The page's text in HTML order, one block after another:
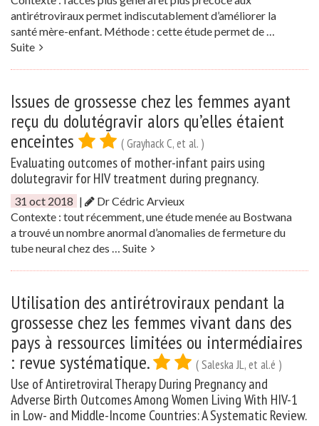
antirétroviraux permet indiscutablement d’améliorer la
santé mère-enfant. Méthode : cette étude permet de …
Suite
Issues de grossesse chez les femmes ayant
reçu du dolutégravir alors qu’elles étaient
enceintes
( Grayhack C, et al. )
Evaluating outcomes of mother-infant pairs using
dolutegravir for HIV treatment during pregnancy.
31 oct 2018 |
Dr Cédric Arvieux
Contexte : tout récemment, une étude menée au Bostwana
a trouvé un nombre anormal d’anomalies de fermeture du
tube neural chez des … Suite
Utilisation des antirétroviraux pendant la
grossesse chez les femmes vivant dans des
pays à ressources limitées ou intermédiaires
: revue systématique.
( Saleska JL, et al.é )
Use of Antiretroviral Therapy During Pregnancy and
Adverse Birth Outcomes Among Women Living With HIV-1
in Low- and Middle-Income Countries: A Systematic Review.